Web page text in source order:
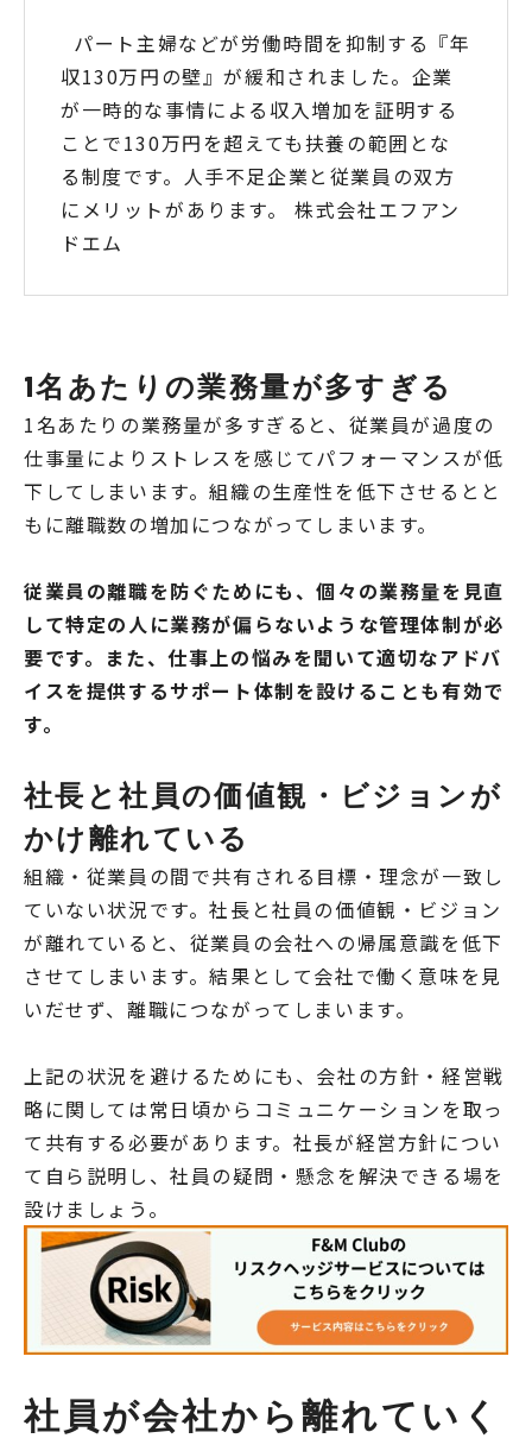
パート主婦などが労働時間を抑制する『年
収130万円の壁』が緩和されました。企業
が一時的な事情による収入増加を証明する
ことで130万円を超えても扶養の範囲とな
る制度です。人手不足企業と従業員の双方
にメリットがあります。 株式会社エフアン
ドエム
1名あたりの業務量が多すぎる
1名あたりの業務量が多すぎると、従業員が過度の
仕事量によりストレスを感じてパフォーマンスが低
下してしまいます。組織の生産性を低下させるとと
もに離職数の増加につながってしまいます。
従業員の離職を防ぐためにも、個々の業務量を見直
して特定の人に業務が偏らないような管理体制が必
要です。また、仕事上の悩みを聞いて適切なアドバ
イスを提供するサポート体制を設けることも有効で
す。
社長と社員の価値観・ビジョンが
かけ離れている
組織・従業員の間で共有される目標・理念が一致し
ていない状況です。社長と社員の価値観・ビジョン
が離れていると、従業員の会社への帰属意識を低下
させてしまいます。結果として会社で働く意味を見
いだせず、離職につながってしまいます。
上記の状況を避けるためにも、会社の方針・経営戦
略に関しては常日頃からコミュニケーションを取っ
て共有する必要があります。社長が経営方針につい
て自ら説明し、社員の疑問・懸念を解決できる場を
設けましょう。
社員が会社から離れていく